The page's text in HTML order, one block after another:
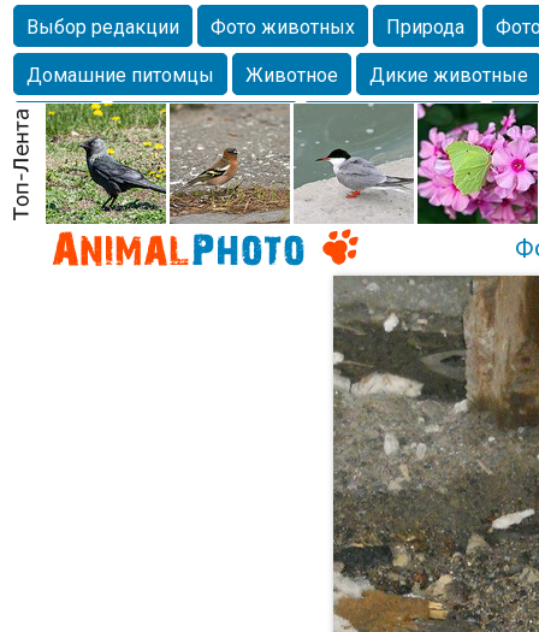
Выбор редакции Фото животных Природа
Домашние питомцы
Животное
Дикие животные
Собаки
Alexanderandronik Млекопитающие
Морда
Собачка Осень Портрет
Домашние
Насекомое
Коты Lebert Дикие птицы Утка